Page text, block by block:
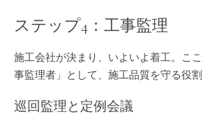
ステップ4：工事監理
施工会社が決まり、いよいよ着工。こ
事監理者」として、施工品質を守る役割
巡回監理と定例会議